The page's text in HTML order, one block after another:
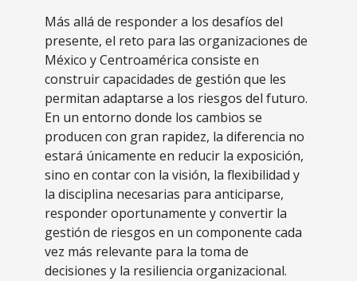
Más allá de responder a los desafíos del
presente, el reto para las organizaciones de
México y Centroamérica consiste en
construir capacidades de gestión que les
permitan adaptarse a los riesgos del futuro.
En un entorno donde los cambios se
producen con gran rapidez, la diferencia no
estará únicamente en reducir la exposición,
sino en contar con la visión, la flexibilidad y
la disciplina necesarias para anticiparse,
responder oportunamente y convertir la
gestión de riesgos en un componente cada
vez más relevante para la toma de
decisiones y la resiliencia organizacional.